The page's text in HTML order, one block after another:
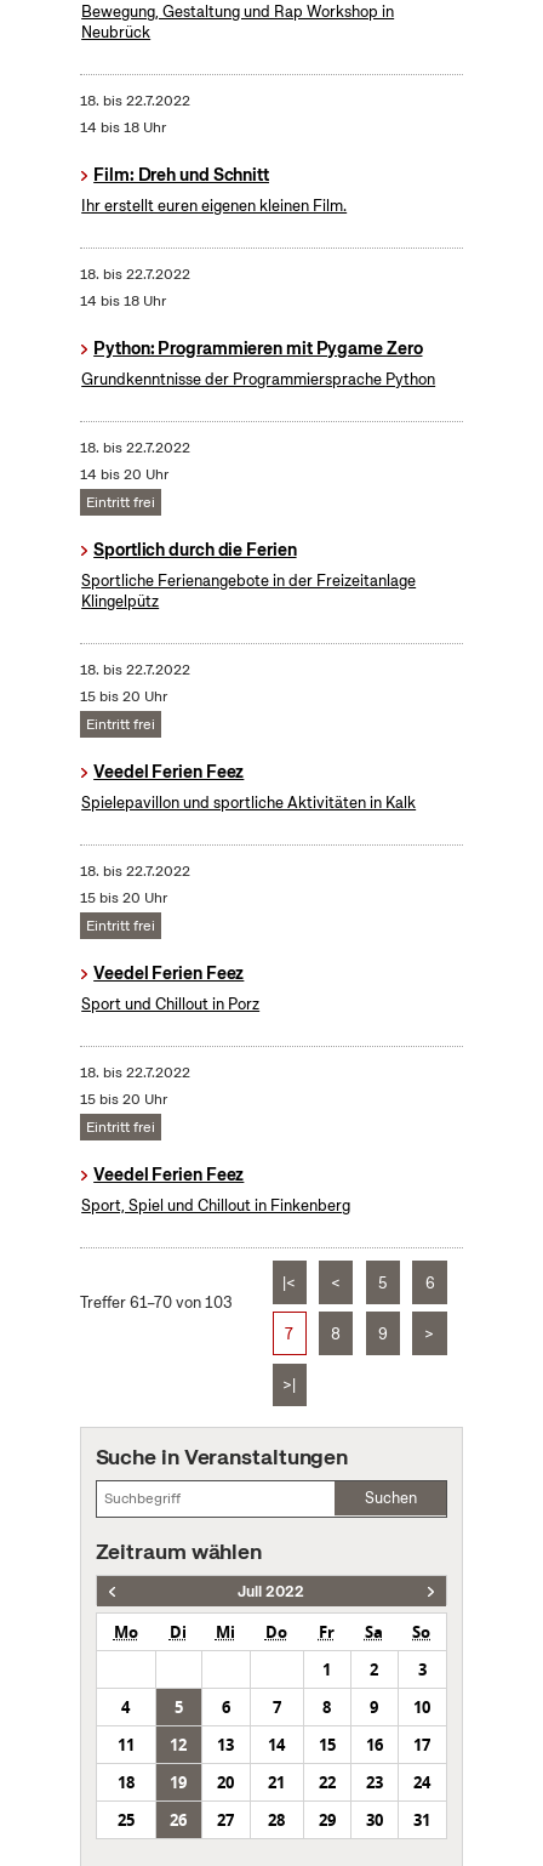
Bewegung, Gestaltung und Rap Workshop in
Neubrück
18. bis22.7.2022
14 bis 18 Uhr
Film: Dreh und Schnitt
Ihr erstellt euren eigenen kleinen Film.
18. bis22.7.2022
14 bis 18 Uhr
Python: Programmieren mit Pygame Zero
Grundkenntnisse der Programmiersprache Python
18. bis22.7.2022
14 bis 20 Uhr
Eintritt frei
Sportlich durch die Ferien
Sportliche Ferienangebote in der Freizeitanlage
Klingelpütz
18. bis22.7.2022
15 bis 20 Uhr
Eintritt frei
Veedel Ferien Feez
Spielepavillon und sportliche Aktivitäten in Kalk
18. bis22.7.2022
15 bis 20 Uhr
Eintritt frei
Veedel Ferien Feez
Sport und Chillout in Porz
18. bis22.7.2022
15 bis 20 Uhr
Eintritt frei
Veedel Ferien Feez
Sport, Spiel und Chillout in Finkenberg
Treffer 61–70 von 103
|< < 5 6
7 8 9 >
>|
Suche in Veranstaltungen
Suchen
Zeitraum wählen
Juli 2022
Mo Di Mi Do Fr Sa
So
1
2
3
4
5 6 7 8 9
10
11
12 13 14 15 16
17
18
19 20 21 22 23
24
25
26 27 28 29 30 31